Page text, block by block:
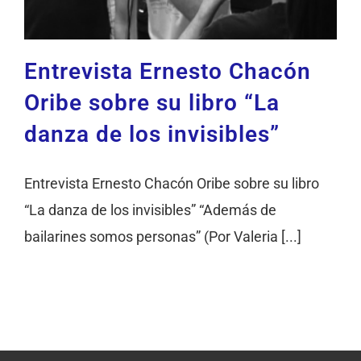
Entrevista Ernesto Chacón
Oribe sobre su libro “La
danza de los invisibles”
Entrevista Ernesto Chacón Oribe sobre su libro
“La danza de los invisibles” “Además de
bailarines somos personas” (Por Valeria [...]